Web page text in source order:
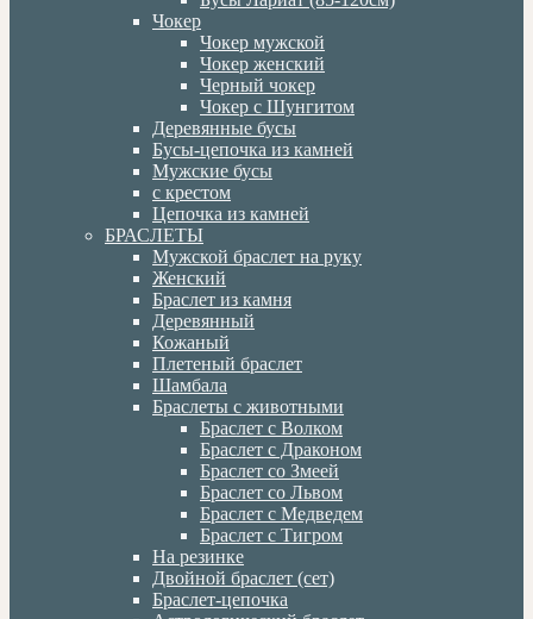
Чокер
Чокер мужской
Чокер женский
Черный чокер
Чокер с Шунгитом
Деревянные бусы
Бусы-цепочка из камней
Мужские бусы
с крестом
Цепочка из камней
БРАСЛЕТЫ
Мужской браслет на руку
Женский
Браслет из камня
Деревянный
Кожаный
Плетеный браслет
Шамбала
Браслеты с животными
Браслет с Волком
Браслет с Драконом
Браслет со Змеей
Браслет со Львом
Браслет с Медведем
Браслет с Тигром
На резинке
Двойной браслет (сет)
Браслет-цепочка